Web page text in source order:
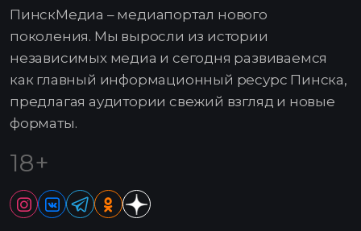
ПинскМедиа – медиапортал нового
поколения. Мы выросли из истории
независимых медиа и сегодня развиваемся
как главный информационный ресурс Пинска,
предлагая аудитории свежий взгляд и новые
форматы.
18+